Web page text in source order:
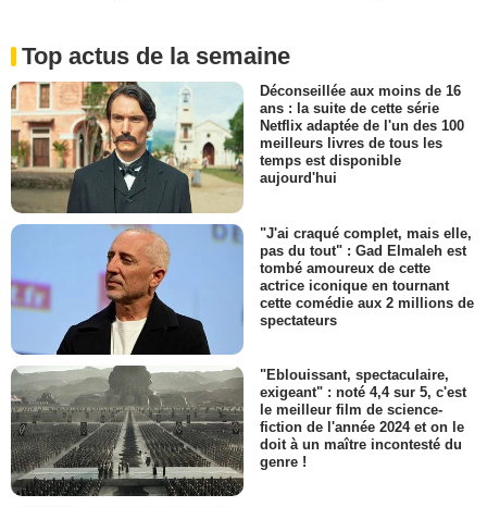
Top actus de la semaine
Déconseillée aux moins de 16
ans : la suite de cette série
Netflix adaptée de l'un des 100
meilleurs livres de tous les
temps est disponible
aujourd'hui
"J'ai craqué complet, mais elle,
pas du tout" : Gad Elmaleh est
tombé amoureux de cette
actrice iconique en tournant
cette comédie aux 2 millions de
spectateurs
"Eblouissant, spectaculaire,
exigeant" : noté 4,4 sur 5, c'est
le meilleur film de science-
fiction de l'année 2024 et on le
doit à un maître incontesté du
genre !